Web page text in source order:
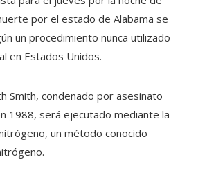
por el estado de Alabama se
un procedimiento nunca utilizado
en Estados Unidos.
Smith, condenado por asesinato
1988, será ejecutado mediante la
un método conocido